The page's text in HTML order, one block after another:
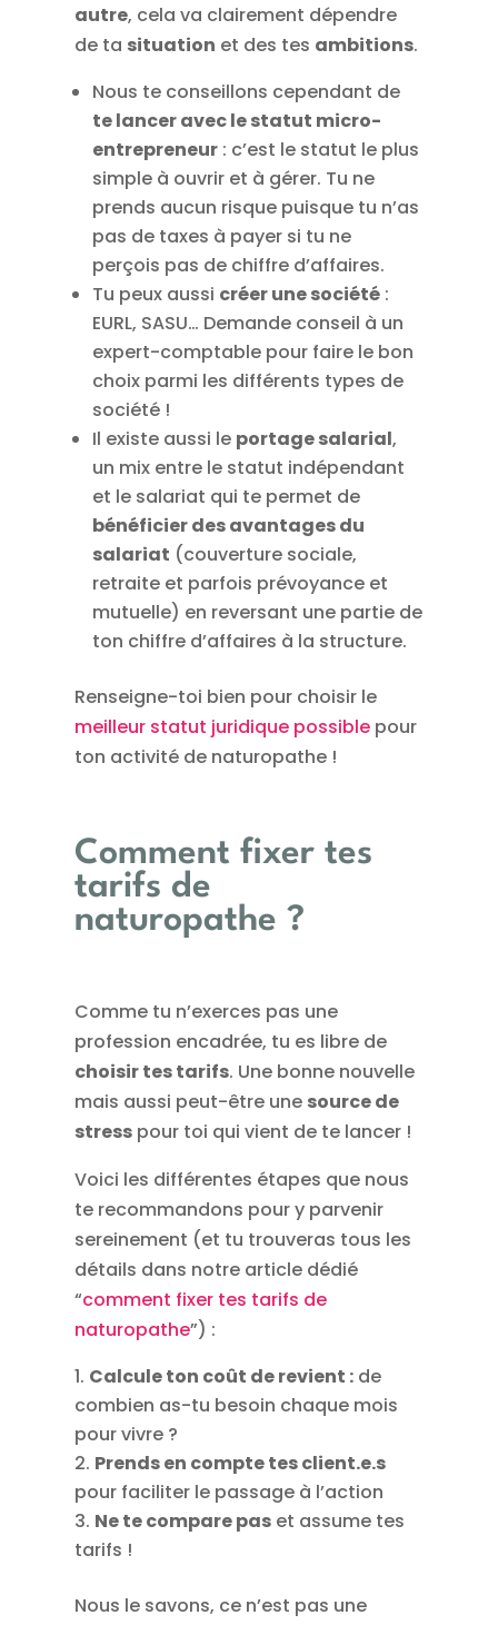
autre, cela va clairement dépendre
de ta situation et des tes ambitions.
Nous te conseillons cependant de
te lancer avec le statut micro-
entrepreneur : c’est le statut le plus
simple à ouvrir et à gérer. Tu ne
prends aucun risque puisque tu n’as
pas de taxes à payer si tu ne
perçois pas de chiffre d’affaires.
Tu peux aussi créer une société :
EURL, SASU… Demande conseil à un
expert-comptable pour faire le bon
choix parmi les différents types de
société !
Il existe aussi le portage salarial,
un mix entre le statut indépendant
et le salariat qui te permet de
bénéficier des avantages du
salariat (couverture sociale,
retraite et parfois prévoyance et
mutuelle) en reversant une partie de
ton chiffre d’affaires à la structure.
Renseigne-toi bien pour choisir le
meilleur statut juridique possible pour
ton activité de naturopathe !
Comment fixer tes
tarifs de
naturopathe ?
Comme tu n’exerces pas une
profession encadrée, tu es libre de
choisir tes tarifs. Une bonne nouvelle
mais aussi peut-être une source de
stress pour toi qui vient de te lancer !
Voici les différentes étapes que nous
te recommandons pour y parvenir
sereinement (et tu trouveras tous les
détails dans notre article dédié
“comment fixer tes tarifs de
naturopathe”) :
Calcule ton coût de revient : de
combien as-tu besoin chaque mois
pour vivre ?
Prends en compte tes client.e.s
pour faciliter le passage à l’action
Ne te compare pas et assume tes
tarifs !
Nous le savons, ce n’est pas une